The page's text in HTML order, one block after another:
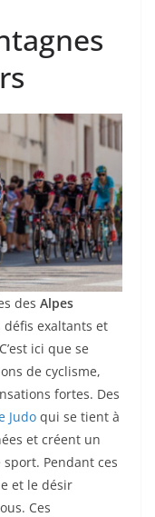
des Alpes
défis exaltants et
ici que se
de cyclisme,
fortes. Des
Judo qui se tient à
et créent un
Pendant ces
et le désir
Ces